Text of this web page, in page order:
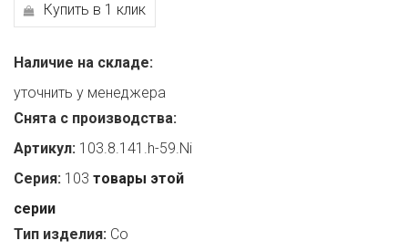
Купить в 1 клик
Наличие на складе:
уточнить у менеджера
Снята с производства:
Артикул: 103.8.141.h-59.Ni
Серия: 103 товары этой
серии
Тип изделия: Со